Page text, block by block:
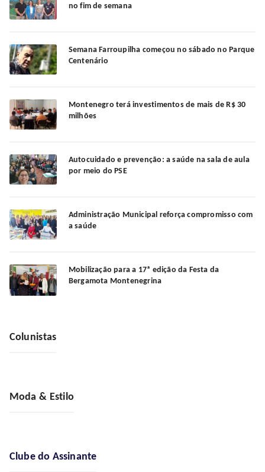
no fim de semana
Semana Farroupilha começou no sábado no Parque
Centenário
Montenegro terá investimentos de mais de R$ 30
milhões
Autocuidado e prevenção: a saúde na sala de aula
por meio do PSE
Administração Municipal reforça compromisso com
a saúde
Mobilização para a 17ª edição da Festa da
Bergamota Montenegrina
Colunistas
Moda & Estilo
Clube do Assinante